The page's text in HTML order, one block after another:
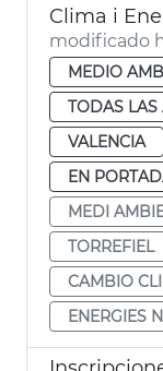
modificado
MEDIO
TODAS LAS
VALENCIA
EN
MEDI
TORREFIEL
CAMBIO
ENERGIES